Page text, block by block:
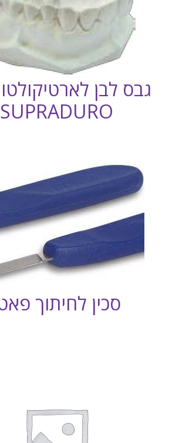
גבס לבן
SUPRADURO
סכין לחיתוך